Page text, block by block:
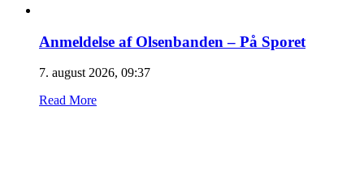
Anmeldelse af Olsenbanden – På Sporet
7. august 2026, 09:37
Read More